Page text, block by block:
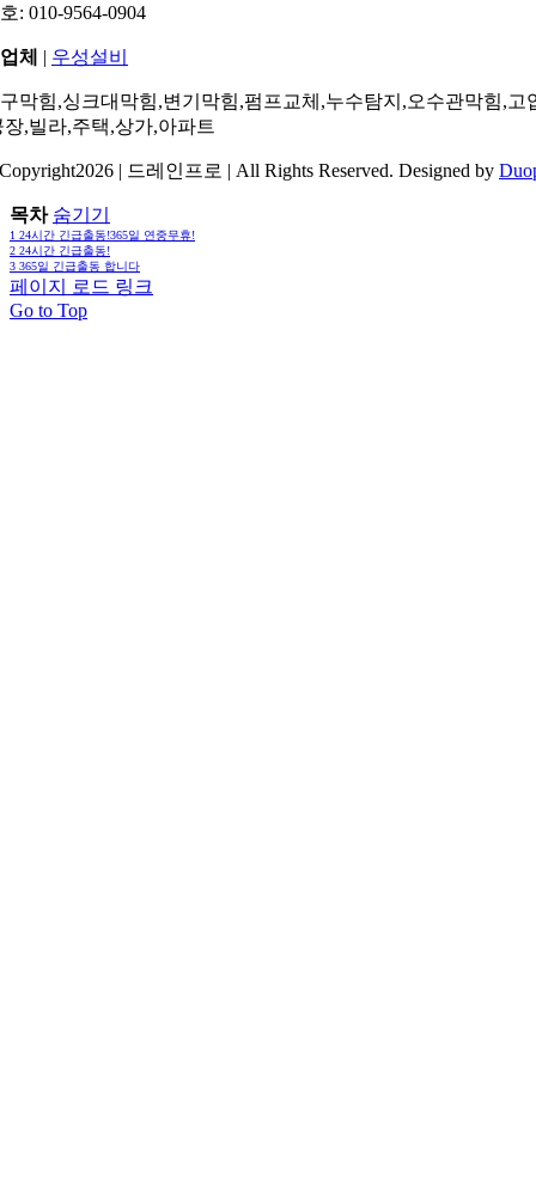
: 010-9564-0904
체 | 우성설비
막힘,싱크대막힘,변기막힘,펌프교체,누수탐지,오수관막힘,고
장,빌라,주택,상가,아파트
| 드레인프로 | All Rights Reserved. Designed by
목차 숨기기
1 24시간 긴급출동!365일 연중무휴!
2 24시간 긴급출동!
3 365일 긴급출동 합니다
페이지 로드 링크
Go to Top